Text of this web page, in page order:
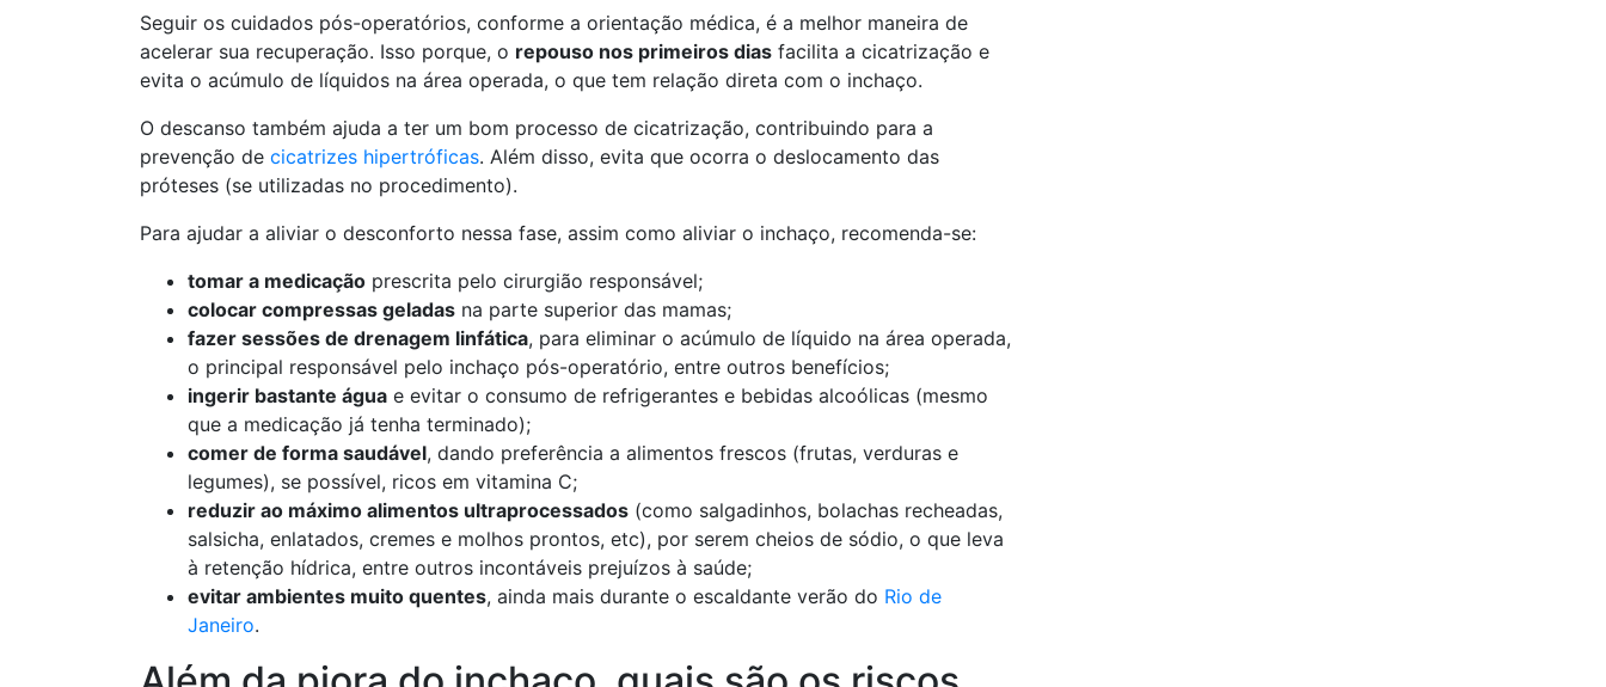
Seguir os cuidados pós-operatórios, conforme a orientação médica, é a melhor maneira de
acelerar sua recuperação. Isso porque, o repouso nos primeiros dias facilita a cicatrização e
evita o acúmulo de líquidos na área operada, o que tem relação direta com o inchaço.
O descanso também ajuda a ter um bom processo de cicatrização, contribuindo para a
prevenção de cicatrizes hipertróficas. Além disso, evita que ocorra o deslocamento das
próteses (se utilizadas no procedimento).
Para ajudar a aliviar o desconforto nessa fase, assim como aliviar o inchaço, recomenda-se:
tomar a medicação prescrita pelo cirurgião responsável;
colocar compressas geladas na parte superior das mamas;
fazer sessões de drenagem linfática, para eliminar o acúmulo de líquido na área operada,
o principal responsável pelo inchaço pós-operatório, entre outros benefícios;
ingerir bastante água e evitar o consumo de refrigerantes e bebidas alcoólicas (mesmo
que a medicação já tenha terminado);
comer de forma saudável, dando preferência a alimentos frescos (frutas, verduras e
legumes), se possível, ricos em vitamina C;
reduzir ao máximo alimentos ultraprocessados (como salgadinhos, bolachas recheadas,
salsicha, enlatados, cremes e molhos prontos, etc), por serem cheios de sódio, o que leva
à retenção hídrica, entre outros incontáveis prejuízos à saúde;
evitar ambientes muito quentes, ainda mais durante o escaldante verão do Rio de
Janeiro.